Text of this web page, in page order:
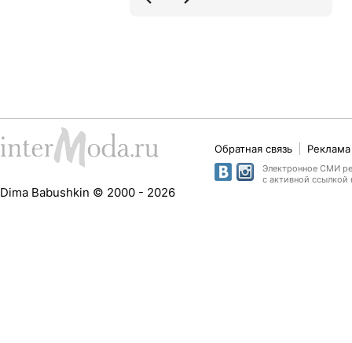
Dima Babushkin © 2000 - 2026
Обратная связь
Электронное СМИ
с активной ссылкой